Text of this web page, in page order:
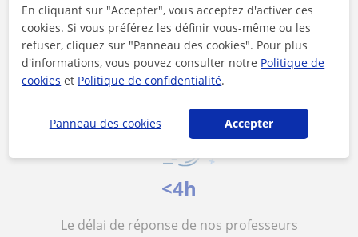
10 €/h
Le prix moyen des cours de Informatique
<4h
Le délai de réponse de nos professeurs
En cliquant sur "Accepter", vous acceptez d'activer ces
cookies. Si vous préférez les définir vous-même ou les
refuser, cliquez sur "Panneau des cookies". Pour plus
d'informations, vous pouvez consulter notre Politique de
cookies et Politique de confidentialité.
Panneau des cookies Accepter